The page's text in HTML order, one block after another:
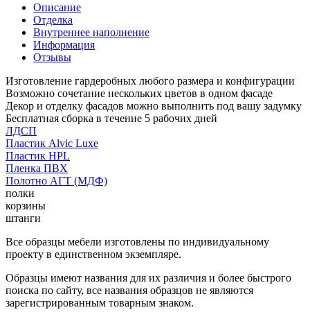
Описание
Отделка
Внутреннее наполнение
Информация
Отзывы
Изготовление гардеробных любого размера и конфигурации
Возможно сочетание нескольких цветов в одном фасаде
Декор и отделку фасадов можно выполнить под вашу задумку
Бесплатная сборка в течение 5 рабочих дней
ЛДСП
Пластик Alvic Luxe
Пластик HPL
Пленка ПВХ
Полотно АГТ (МДФ)
полки
корзины
штанги
Все образцы мебели изготовлены по индивидуальному
проекту в единственном экземпляре.
Образцы имеют названия для их различия и более быстрого
поиска по сайту, все названия образцов не являются
зарегистрированным товарным знаком.